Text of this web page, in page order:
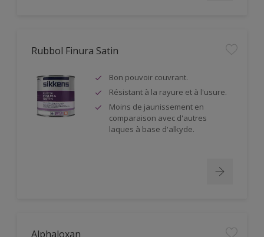
Rubbol Finura Satin
Bon pouvoir couvrant.
Résistant à la rayure et à l'usure.
Moins de jaunissement en
comparaison avec d'autres
laques à base d'alkyde.
Alphaloxan